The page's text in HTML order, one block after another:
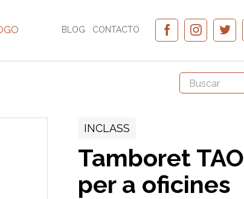
BLOG CONTACTO
INCLASS
Tamboret TAO
per a oficines